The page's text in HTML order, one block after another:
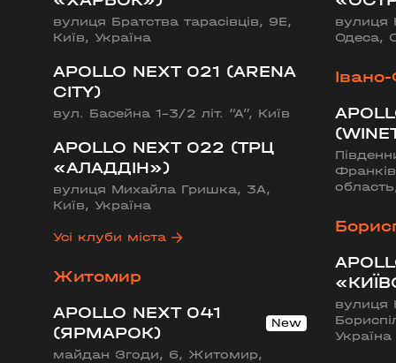
Бориспіль
APOLLO NEXT 027 (ЦУМ
вулиця Київський шлях, 14ж, Бориспіль,
вулиця Братства тарасівців, 9Е,
Київ, Україна
APOLLO NEXT 021 (ARENA
CITY)
вул. Басейна 1-3/2 літ. “А”, Київ
APOLLO NEXT 022 (ТРЦ
«АЛАДДІН»)
вулиця Михайла Гришка, 3А,
Київ, Україна
Усі клуби міста
вулиця
Одеса,
Житомир
APOLLO NEXT 041
(ЯРМАРОК)
майдан Згоди, 6, Житомир,
вулиця
Україна